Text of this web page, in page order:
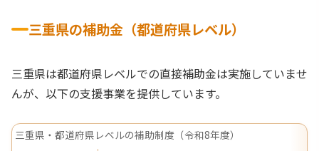
三重県の補助金（都道府県レベル）
三重県は都道府県レベルでの直接補助金は実施していませ
んが、以下の支援事業を提供しています。
三重県・都道府県レベルの補助制度（令和8年度）